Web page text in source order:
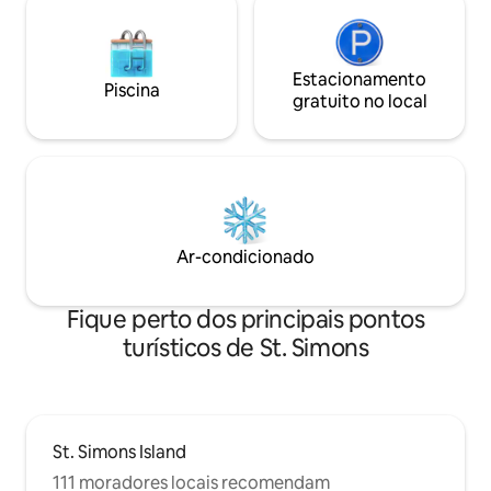
Piscina
Estacionamento
gratuito no local
Ar-condicionado
Fique perto dos principais pontos
turísticos de St. Simons
St. Simons Island
111 moradores locais recomendam